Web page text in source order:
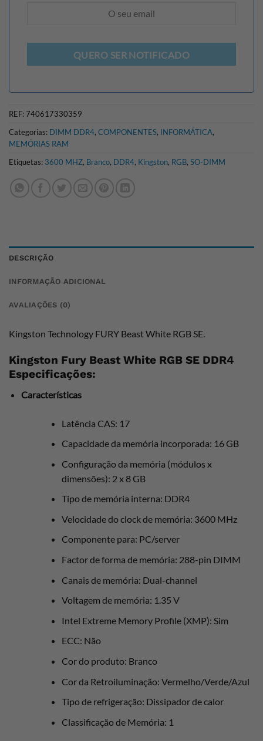
QUERO SER NOTIFICADO
REF:740617330359
Categorias: DIMM DDR4, COMPONENTES, INFORMÁTICA,
MEMÓRIAS RAM
Etiquetas: 3600 MHZ, Branco, DDR4, Kingston, RGB, SO-DIMM
DESCRIÇÃO
INFORMAÇÃO ADICIONAL
AVALIAÇÕES (0)
Kingston Technology FURY Beast White RGB SE.
Kingston Fury Beast White RGB SE DDR4
Especificações:
Características
Latência CAS: 17
Capacidade da memória incorporada: 16 GB
Configuração da memória (módulos x
dimensões): 2 x 8 GB
Tipo de memória interna: DDR4
Velocidade do clock de memória: 3600 MHz
Componente para: PC/server
Factor de forma de memória: 288-pin DIMM
Canais de memória: Dual-channel
Voltagem de memória: 1.35 V
Intel Extreme Memory Profile (XMP): Sim
ECC: Não
Cor do produto: Branco
Cor da Retroiluminação: Vermelho/Verde/Azul
Tipo de refrigeração: Dissipador de calor
Classificação de Memória: 1